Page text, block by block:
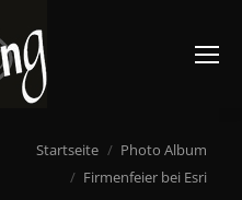
Suchen:
Du bist hier:
Startseite
Photo Album
Firmenfeier bei Esri